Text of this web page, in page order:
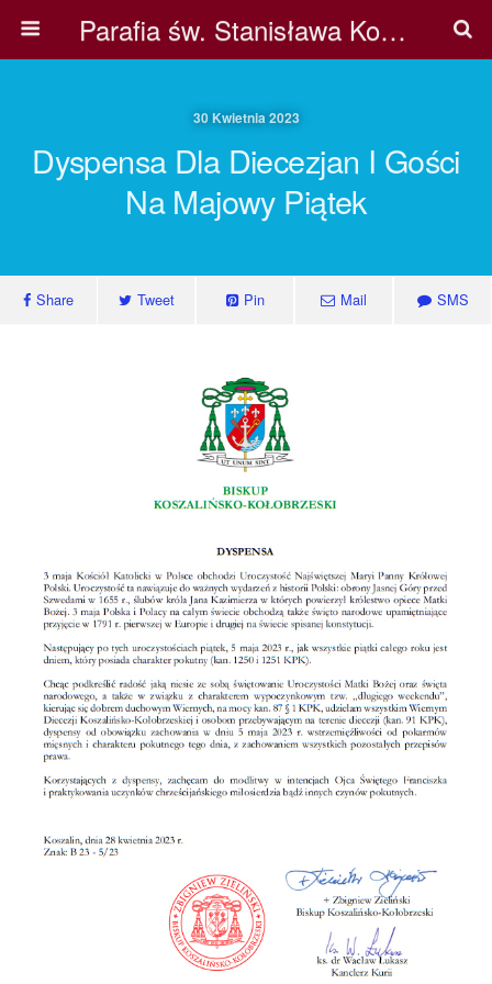
Parafia św. Stanisława Kostki w Pile
30 Kwietnia 2023
Dyspensa Dla Diecezjan I Gości
Na Majowy Piątek
Share Tweet Pin Mail SMS